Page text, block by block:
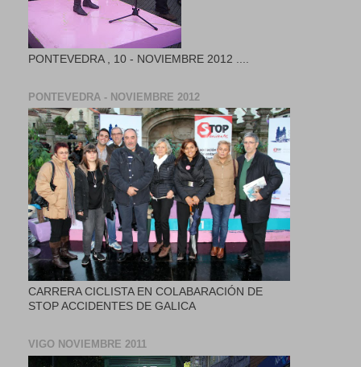
PONTEVEDRA , 10 - NOVIEMBRE 2012 ....
PONTEVEDRA - NOVIEMBRE 2012
CARRERA CICLISTA EN COLABARACIÓN DE
STOP ACCIDENTES DE GALICA
VIGO NOVIEMBRE 2011